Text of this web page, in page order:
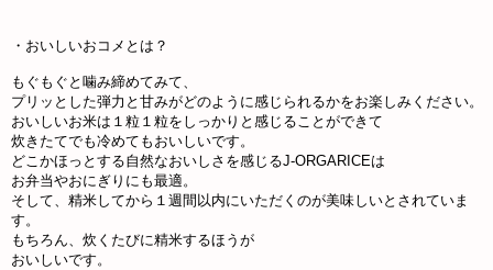
・おいしいおコメとは？
もぐもぐと噛み締めてみて、
プリッとした弾力と甘みがどのように感じられるかをお楽しみください。
おいしいお米は１粒１粒をしっかりと感じることができて
炊きたてでも冷めてもおいしいです。
どこかほっとする自然なおいしさを感じるJ-ORGARICEは
お弁当やおにぎりにも最適。
そして、精米してから１週間以内にいただくのが美味しいとされていま
す。
もちろん、炊くたびに精米するほうが
おいしいです。